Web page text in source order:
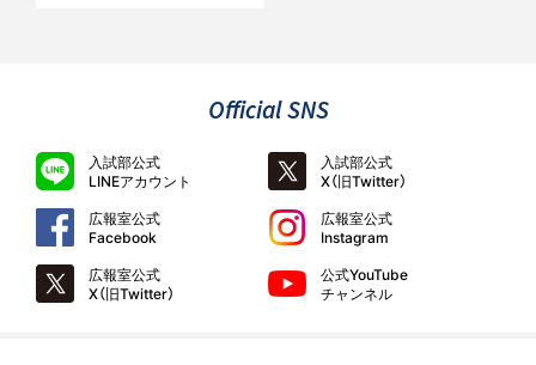
Official SNS
入試部公式
LINEアカウント
入試部公式
X（旧Twitter）
広報室公式
Facebook
広報室公式
Instagram
広報室公式
X（旧Twitter）
公式YouTube
チャンネル